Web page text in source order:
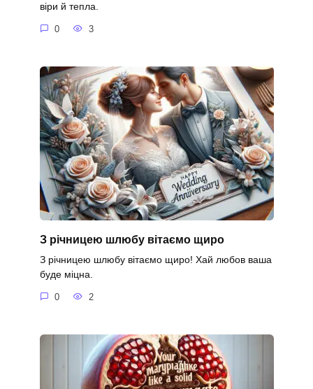
віри й тепла.
0 3
З річницею шлюбу вітаємо щиро
З річницею шлюбу вітаємо щиро! Хай любов ваша
буде міцна.
0 2